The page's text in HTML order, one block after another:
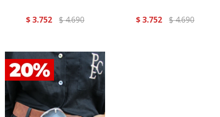
$ 3.752 $4.690 $ 3.752 $4.690